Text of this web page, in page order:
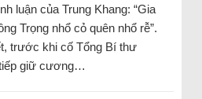
luận của Trung Khang: “Gia
Trọng nhổ cỏ quên nhổ rễ”.
trước khi cố Tổng Bí thư
tiếp giữ cương…